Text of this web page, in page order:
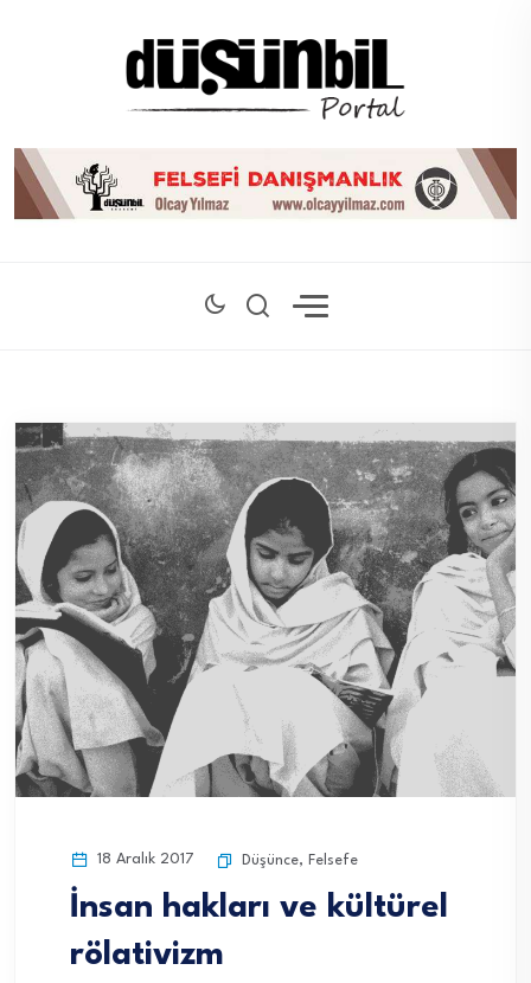
18 Aralık 2017 Düşünce, Felsefe
İnsan hakları ve kültürel
rölativizm